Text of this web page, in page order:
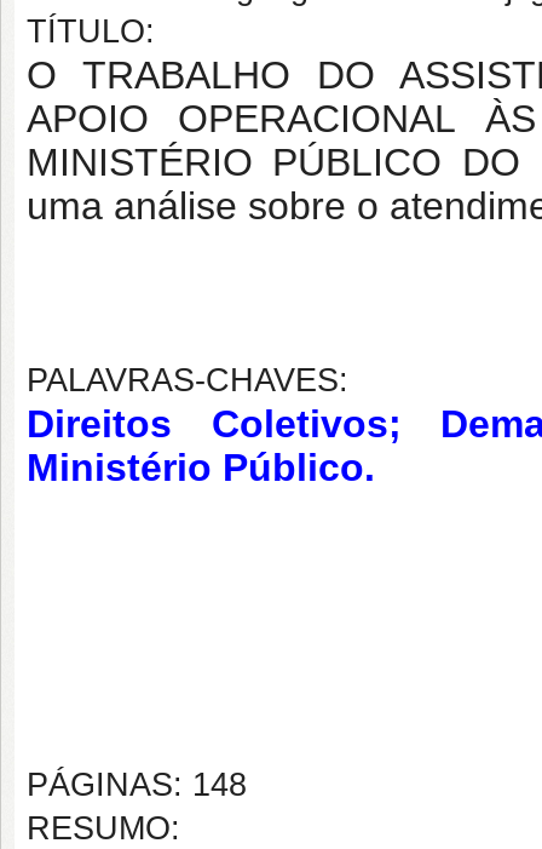
TÍTULO:
O TRABALHO DO
APOIO OPERACIONAL
MINISTÉRIO PÚBLICO
uma análise sobre o
PALAVRAS-CHAVES:
Direitos Coletivos;
Ministério Público.
PÁGINAS: 148
RESUMO: